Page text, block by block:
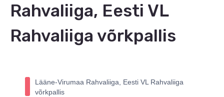
Rahvaliiga, Eesti VL
Rahvaliiga võrkpallis
Lääne-Virumaa Rahvaliiga, Eesti VL Rahvaliiga
võrkpallis